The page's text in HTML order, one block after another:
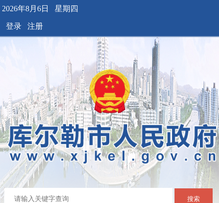
2026年8月6日 星期四
登录 注册
搜索